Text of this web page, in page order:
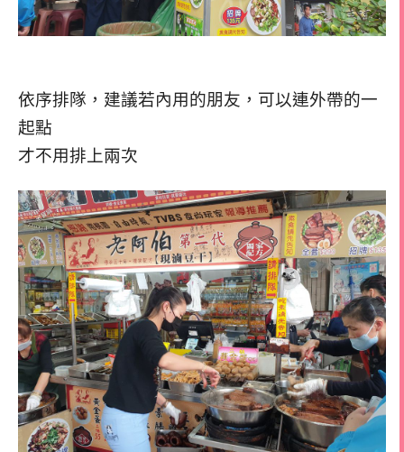
依序排隊，建議若內用的朋友，可以連外帶的一
起點
才不用排上兩次